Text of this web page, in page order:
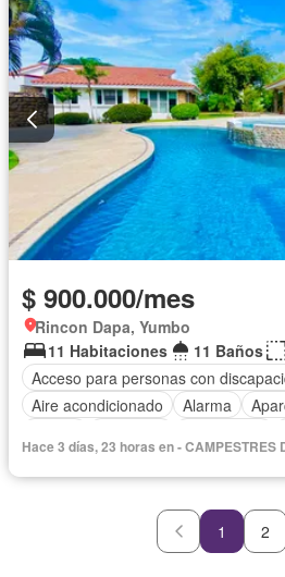
Gimnasio
Internet Jacuzzi
Piscina
Vigilante Sauna
Tanque de agua
Terraza Vista
Permite mascotas
Permite niños
$ 900.000/mes
Rincon Dapa, Yumbo
11 Habitaciones
11 Baños
Acceso para personas con
Aire acondicionado
Alarma
Chimenea
Cocina amoblada
Cuarto de servicio
Depósito
Internet Jacuzzi
Vigilante Sauna
Hace 3 días, 23 horas en - CAMPESTRES
1 2